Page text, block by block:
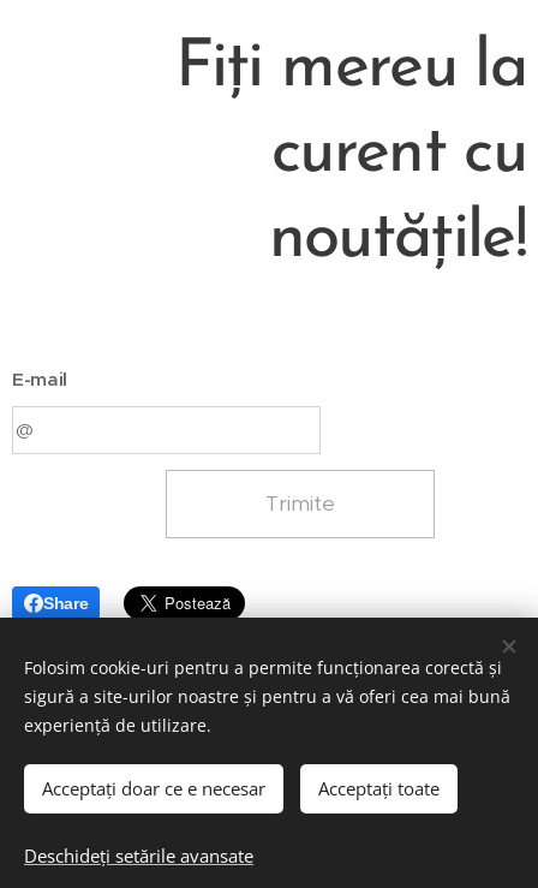
Fiți mereu la
curent cu
noutățile!
E-mail
Trimite
Share
© 2026 COPYRIGHT Adi Construct LTD
MADE BY Lemon Marketing LTD – Fresh Ideas - Real Impact.
Termeni și condiții Cookie-uri Politică de confidențialitate
Politică cookie
Folosim cookie-uri pentru a permite funcționarea corectă și
sigură a site-urilor noastre și pentru a vă oferi cea mai bună
experiență de utilizare.
Acceptați doar ce e necesar Acceptați toate
Deschideți setările avansate